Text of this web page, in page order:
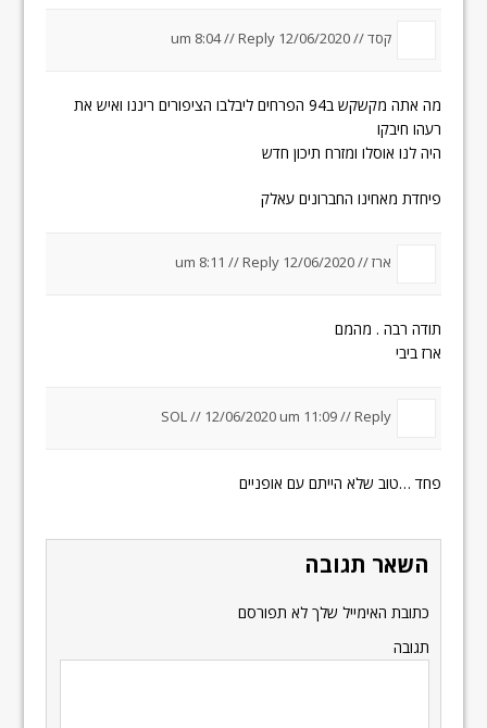
קסד //12/06/2020 um 8:04
//Reply
מה אתה מקשקש ב94 הפרחים ליבלבו הציפורים ריננו ואיש את
רעהו חיבקו
היה לנו אוסלו ומזרח תיכון חדש
פיחדת מאחינו החברונים עאלק
ארז //12/06/2020 um 8:11
//Reply
תודה רבה . מהמם
ארז ביבי
SOL // 12/06/2020 um 11:09//Reply
פחד …טוב שלא הייתם עם אופניים
השאר תגובה
כתובת האימייל שלך לא תפורסם
תגובה